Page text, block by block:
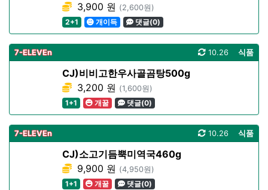
3,900 원 (2,600원)
2+1
개이득 댓글(0)
7-ELEVEn 식품
10.26
CJ)비비고한우사골곰탕500g
3,200 원 (1,600원)
1+1
개꿀 댓글(0)
7-ELEVEn 식품
10.26
CJ)소고기듬뿍미역국460g
9,900 원 (4,950원)
1+1
개꿀 댓글(0)